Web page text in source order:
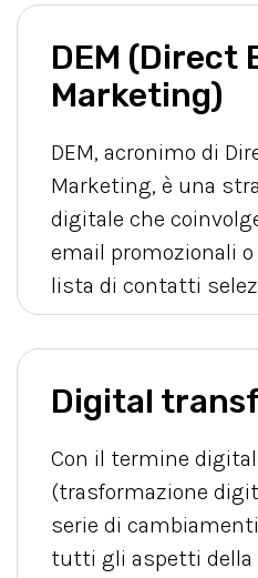
DEM (Direct
Marketing)
DEM, acronimo di
Marketing, è una
digitale che
email promozionali
lista di contatti
Digital
Con il termine
(trasformazione
serie di
tutti gli aspetti della